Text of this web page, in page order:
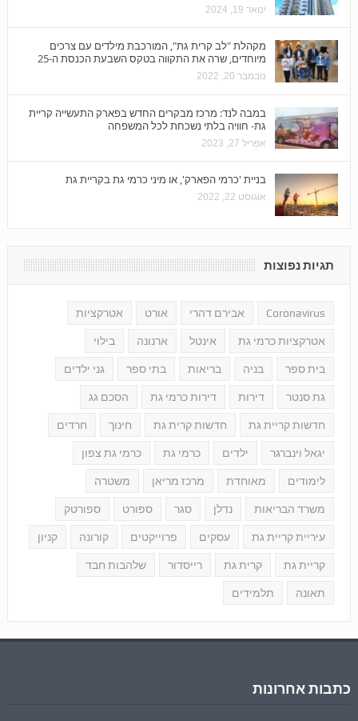
ינואר 19, 2024
מקהלת "לב קרית גת", המורכבת מילדים עם צרכים
מיוחדים, שרה את התקווה בטקס השבעת הכנסת ה-25
נובמבר 20, 2022
במבה לנד: מרכז מבקרים החדש בפארק התעשייה קריית
גת- חוויה בלתי נשכחת לכל המשפחה
אפריל 27, 2023
בניית 'כרמי הפארק', או מיני כרמי גת בקריית גת
אוגוסט 22, 2022
תגיות נפוצות
Coronavirus אבירם דהרי אורט אטרקציות
אטרקציות כרמי גת אינטל ארנונה בילוי
בית ספר בניה בריאות בתי ספר גני ילדים
גת סנטר דירות דירות כרמי גת הסכם גג
חדשות קריית גת חדשות קרית גת חינוך חרדים
יגאל וינברגר ילדים כרמי גת כרמי גת צפון
לימודים מאוחדת מרכז מריאן משטרה
משרד הבריאות נדלן סגר ספורט ספורטק
עיריית קריית גת עסקים פרוייקטים קורונה קניון
קריית גת קרית גת רייסדור שלהבות חבד
תאונה תלמידים
כתבות אחרונות